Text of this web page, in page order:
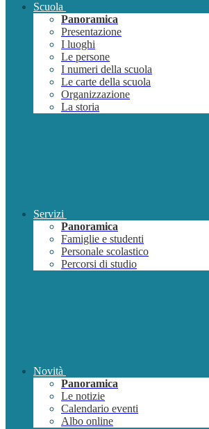
Scuola
Panoramica
Presentazione
I luoghi
Le persone
I numeri della scuola
Le carte della scuola
Organizzazione
La storia
Servizi
Panoramica
Famiglie e studenti
Personale scolastico
Percorsi di studio
Novità
Panoramica
Le notizie
Calendario eventi
Albo online